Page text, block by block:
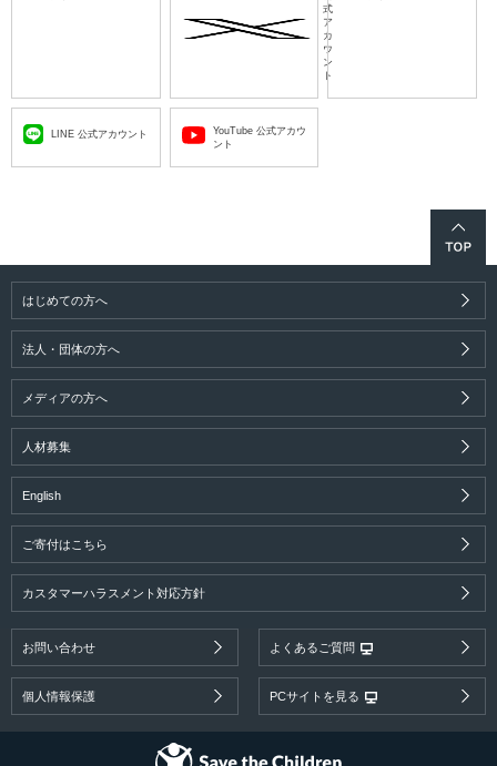
式
ア
カ
ウ
ン
ト
LINE 公式アカウント
YouTube 公式アカウ
ント
はじめての方へ
法人・団体の方へ
メディアの方へ
人材募集
English
ご寄付はこちら
カスタマーハラスメント対応方針
お問い合わせ よくあるご質問
個人情報保護 PCサイトを見る